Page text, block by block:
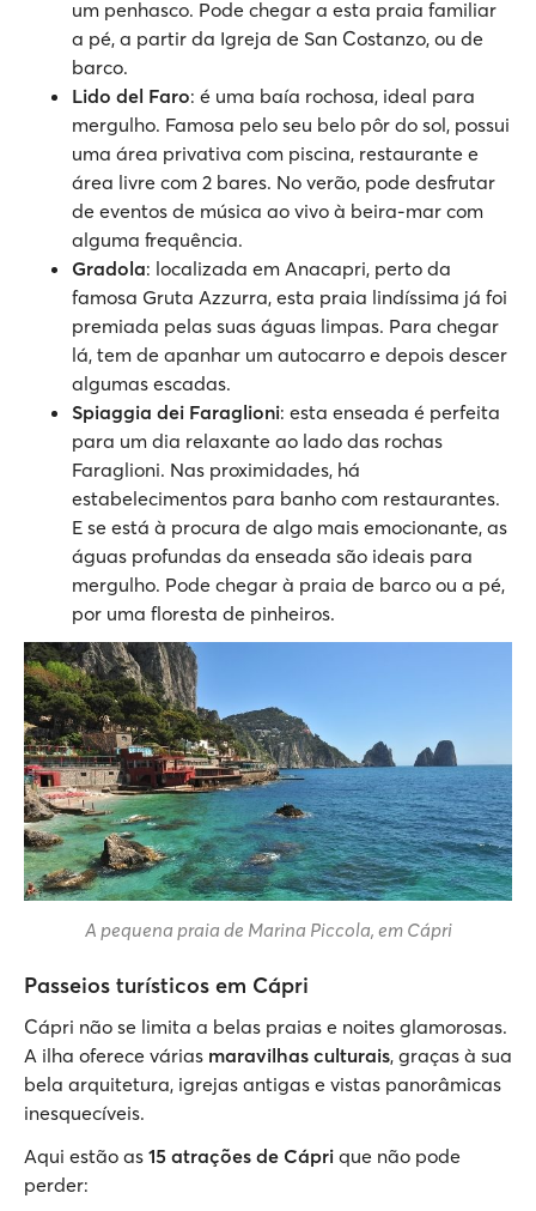
um penhasco. Pode chegar a esta praia familiar
a pé, a partir da Igreja de San Costanzo, ou de
barco.
Lido del Faro: é uma baía rochosa, ideal para
mergulho. Famosa pelo seu belo pôr do sol, possui
uma área privativa com piscina, restaurante e
área livre com 2 bares. No verão, pode desfrutar
de eventos de música ao vivo à beira-mar com
alguma frequência.
Gradola: localizada em Anacapri, perto da
famosa Gruta Azzurra, esta praia lindíssima já foi
premiada pelas suas águas limpas. Para chegar
lá, tem de apanhar um autocarro e depois descer
algumas escadas.
Spiaggia dei Faraglioni: esta enseada é perfeita
para um dia relaxante ao lado das rochas
Faraglioni. Nas proximidades, há
estabelecimentos para banho com restaurantes.
E se está à procura de algo mais emocionante, as
águas profundas da enseada são ideais para
mergulho. Pode chegar à praia de barco ou a pé,
por uma floresta de pinheiros.
A pequena praia de Marina Piccola, em Cápri
Passeios turísticos em Cápri
Cápri não se limita a belas praias e noites glamorosas.
A ilha oferece várias maravilhas culturais, graças à sua
bela arquitetura, igrejas antigas e vistas panorâmicas
inesquecíveis.
Aqui estão as 15 atrações de Cápri que não pode
perder: